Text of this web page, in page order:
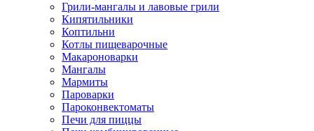
Грили-мангалы и лавовые грили
Кипятильники
Коптильни
Котлы пищеварочные
Макароноварки
Мангалы
Мармиты
Пароварки
Пароконвектоматы
Печи для пиццы